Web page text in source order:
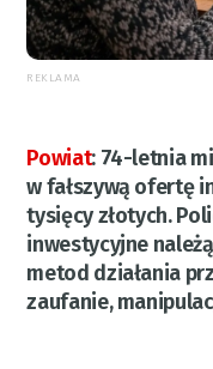
REKLAMA
Powiat: 74-letnia
w fałszywą ofertę
tysięcy złotych.
inwestycyjne
metod działania
zaufanie,